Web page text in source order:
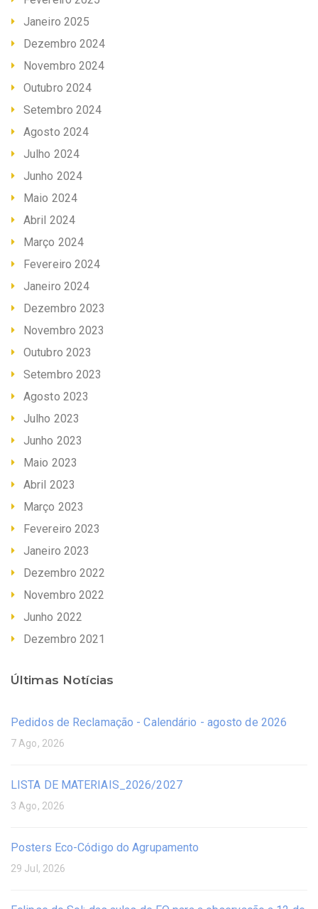
Janeiro 2025
Dezembro 2024
Novembro 2024
Outubro 2024
Setembro 2024
Agosto 2024
Julho 2024
Junho 2024
Maio 2024
Abril 2024
Março 2024
Fevereiro 2024
Janeiro 2024
Dezembro 2023
Novembro 2023
Outubro 2023
Setembro 2023
Agosto 2023
Julho 2023
Junho 2023
Maio 2023
Abril 2023
Março 2023
Fevereiro 2023
Janeiro 2023
Dezembro 2022
Novembro 2022
Junho 2022
Dezembro 2021
Últimas Notícias
Pedidos de Reclamação - Calendário - agosto de 2026
7 Ago, 2026
LISTA DE MATERIAIS_2026/2027
3 Ago, 2026
Posters Eco-Código do Agrupamento
29 Jul, 2026